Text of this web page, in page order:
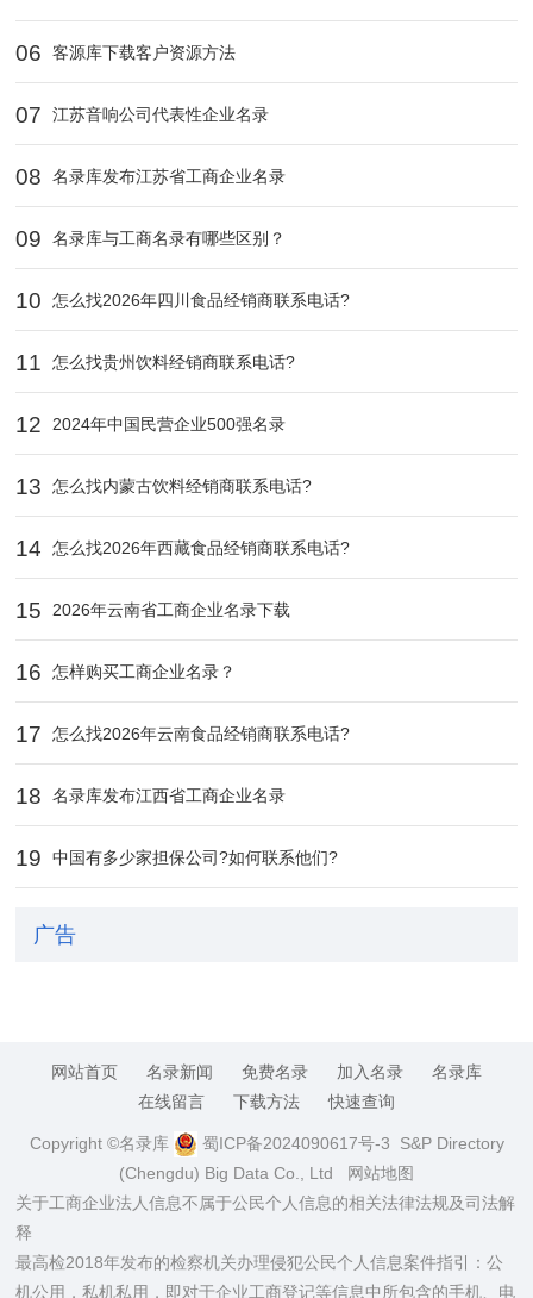
06 客源库下载客户资源方法
07 江苏音响公司代表性企业名录
08 名录库发布江苏省工商企业名录
09 名录库与工商名录有哪些区别？
10 怎么找2026年四川食品经销商联系电话?
11 怎么找贵州饮料经销商联系电话?
12 2024年中国民营企业500强名录
13 怎么找内蒙古饮料经销商联系电话?
14 怎么找2026年西藏食品经销商联系电话?
15 2026年云南省工商企业名录下载
16 怎样购买工商企业名录？
17 怎么找2026年云南食品经销商联系电话?
18 名录库发布江西省工商企业名录
19 中国有多少家担保公司?如何联系他们?
广告
网站首页 名录新闻 免费名录 加入名录
名录库
在线留言
下载方法 快速查询
Copyright ©名录库 蜀ICP备2024090617号-3 S&P Directory
(Chengdu) Big Data Co., Ltd
网站地图
关于工商企业法人信息不属于公民个人信息的相关法律法规及司法解
释
最高检2018年发布的检察机关办理侵犯公民个人信息案件指引：公
机公用，私机私用，即对于企业工商登记等信息中所包含的手机、电